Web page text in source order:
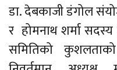
डा. देबकाजी डंगोल
र होमनाथ शर्मा सदस्य
समितिको